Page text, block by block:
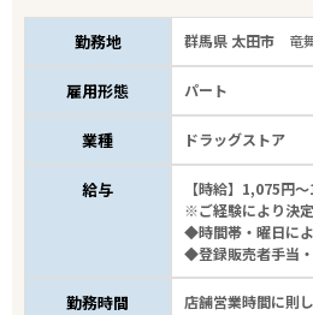
勤務地 群馬県 太田市 竜
雇用形態 パート
業種 ドラッグストア
給与
【時給】1,075円
※ご経験により決
◆時間帯・曜日に
◆登録販売者手当
勤務時間
店舗営業時間に則